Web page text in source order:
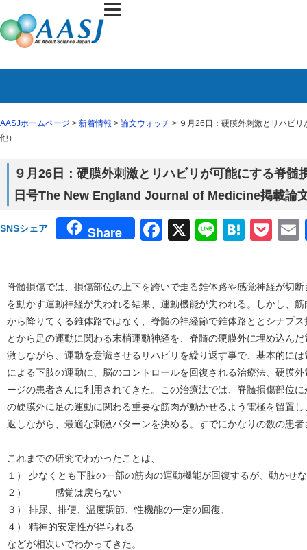
AASJホームページ > 新着情報 > 論文ウォッチ > ９月26日：硬膜外刺激とリハビ
他）
９月26日：硬膜外刺激とリハビリが可能にする脊髄
日号The New England Journal of Medicine掲載論
SNSシェア Share Facebook
X Line
脊髄損傷では、損傷部位の上下を跨いで走る錐体路や感覚神経が切
を動かす運動神経が失われる結果、運動機能が失われる。しかし、
から降りてくる錐体路ではなく、脊髄の神経節で錐体路ととシナプ
とから足の運動に関わる末梢運動神経を、脊髄の硬膜外に埋め込ん
激しながら、運動を意識させるリハビリを繰り返す事で、基本的に
による下肢の運動に、脳のコントロールを回復される治療法、硬膜
ージの患者さんに利用されてきた。この治療法では、脊髄損傷部位
の硬膜外に足の運動に関わる重要な筋肉が動かせるよう電極を留置
返しながら、最適な刺激パターンを決める。すでにかなりの数の患
これまでの研究でわかったことは、
１） 少なくとも下肢の一部の筋肉の運動機能が回復するが、動かせ
２） 感覚は戻らない
３） 排尿、排便、温度調節、性機能の一定の回復、
４） 精神的安定性が得られる
などが相次いでわかってきた。